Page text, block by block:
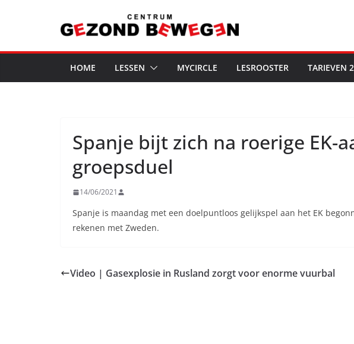
inhoud
HOME LESSEN MYCIRCLE LESROOSTER TARIEVEN
Spanje bijt zich na roerige EK-
groepsduel
14/06/2021
Spanje is maandag met een doelpuntloos gelijkspel aan het EK
rekenen met Zweden.
Video | Gasexplosie in Rusland zorgt voor enorme vuurbal